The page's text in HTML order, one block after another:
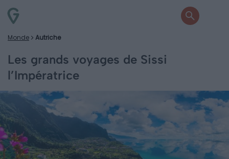
Monde Autriche
Les grands voyages de Sissi
l’Impératrice